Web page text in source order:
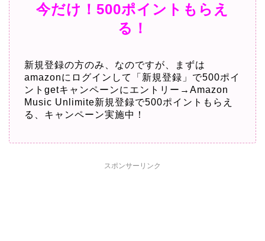
今だけ！500ポイントもらえ
る！
新規登録の方のみ、なのですが、まずは
amazonにログインして
「新規登録」で500ポイ
ントgetキャンペーンにエントリー → Amazon
Music Unlimite新規登録で500ポイントもらえ
る
、キャンペーン実施中！
スポンサーリンク